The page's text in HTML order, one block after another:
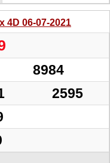
4D 06-07-2021
8984
2595